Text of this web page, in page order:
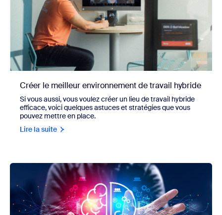
Créer le meilleur environnement de travail hybride
Si vous aussi, vous voulez créer un lieu de travail hybride
efficace, voici quelques astuces et stratégies que vous
pouvez mettre en place.
Lire la suite